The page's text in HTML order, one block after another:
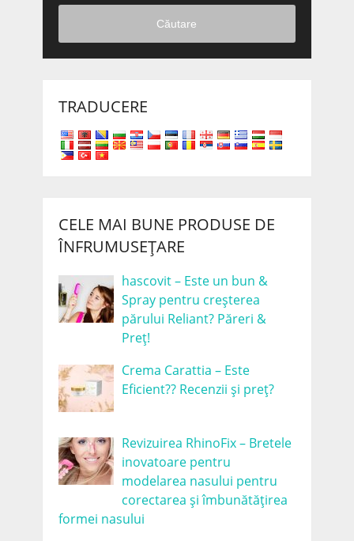
Căutare
TRADUCERE
CELE MAI BUNE PRODUSE DE
ÎNFRUMUSEȚARE
hascovit – Este un bun &
Spray pentru creșterea
părului Reliant? Păreri &
Preț!
Crema Carattia – Este
Eficient?? Recenzii și preț?
Revizuirea RhinoFix – Bretele
inovatoare pentru
modelarea nasului pentru
corectarea și îmbunătățirea
formei nasului